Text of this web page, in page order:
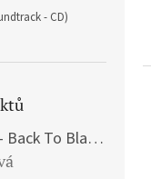
- CD)
AMY WINEHOUSE - Back To Black (LP)
z 5 hvězdiček.